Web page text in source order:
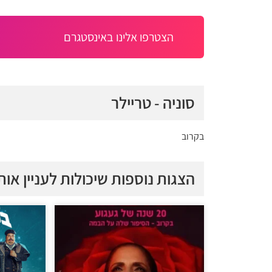
הצטרפו אלינו באינסטגרם
סוניה - טריילר
בקרוב
הצגות נוספות שיכולות לעניין